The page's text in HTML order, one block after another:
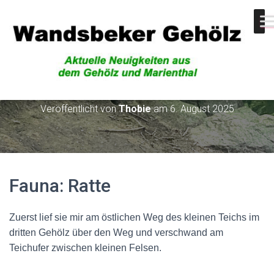
Veröffentlicht vonThobieam6. August 2025
Fauna: Ratte
Zuerst lief sie mir am östlichen Weg des kleinen Teichs im
dritten Gehölz über den Weg und verschwand am
Teichufer zwischen kleinen Felsen.